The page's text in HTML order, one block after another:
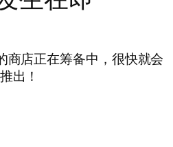
商店正在筹备中，很快就会
推出！